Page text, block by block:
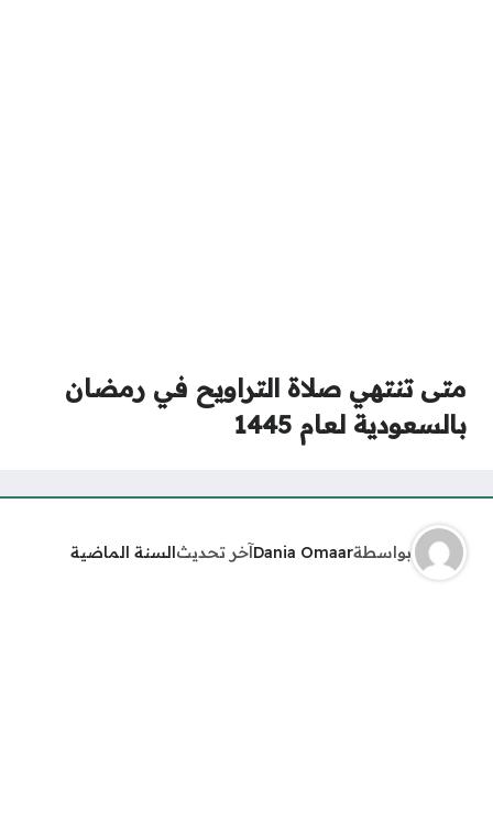
متى تنتهي صلاة التراويح في رمضان
بالسعودية لعام 1445
بواسطةDania Omaarآخر تحديثالسنة الماضية